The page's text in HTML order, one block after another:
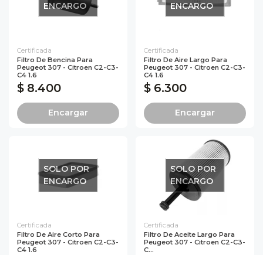
ENCARGO
Certificada
Filtro De Bencina Para
Peugeot 307 - Citroen C2-C3-
C4 1.6
$ 8.400
Encargar
ENCARGO
Certificada
Filtro De Aire Largo Para
Peugeot 307 - Citroen C2-C3-
C4 1.6
$ 6.300
Encargar
SOLO POR
ENCARGO
Certificada
Filtro De Aire Corto Para
Peugeot 307 - Citroen C2-C3-
C4 1.6
SOLO POR
ENCARGO
Certificada
Filtro De Aceite Largo Para
Peugeot 307 - Citroen C2-C3-
C...